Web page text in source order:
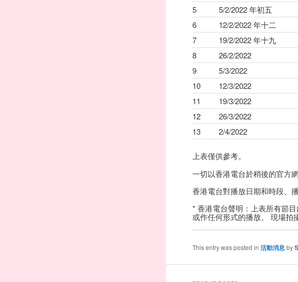
5
5/2/2022 年初五
6
12/2/2022 年十二
7
19/2/2022 年十九
8
26/2/2022
9
5/3/2022
10
12/3/2022
11
19/3/2022
12
26/3/2022
13
2/4/2022
上表僅供參考。
一切以香港電台於稍後的官方
香港電台對播放日期和時段、
* 香港電台聲明：上表所有節
或作任何形式的播放。 現
This entry was posted in活動消息by